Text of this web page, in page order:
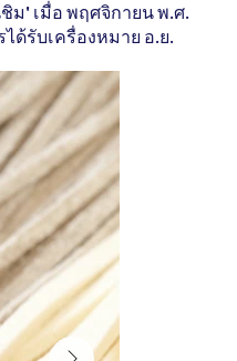
ม' เมื่อ พฤศจิกายน พ.ศ.
รับเครื่องหมาย อ.ย.